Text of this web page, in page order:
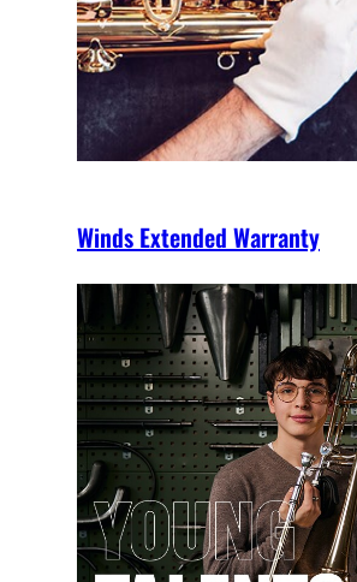
Winds Extended Warranty